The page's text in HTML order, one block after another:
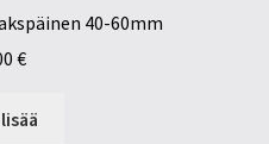
40-60mm
€